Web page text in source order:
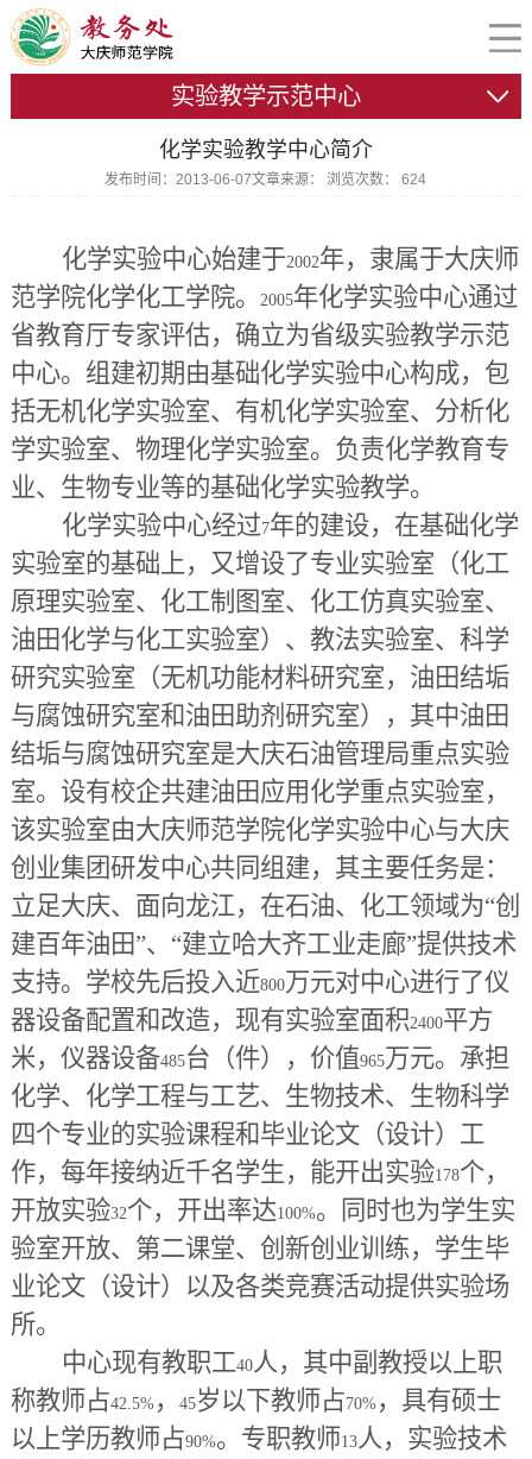
实验教学示范中心
化学实验教学中心简介
发布时间：2013-06-07文章来源：浏览次数：624
化学实验中心始建于2002年，隶属于大庆师
范学院化学化工学院。
2005年化学实验中心通过
省教育厅专家评估，确立为省级实验教学示范
中心。组建初期由基础化学实验中心构成，包
括无机化学实验室、有机化学实验室、分析化
学实验室、物理化学实验室。负责化学教育专
业、生物专业等的基础化学实验教学。
化学实验中心经过7年的建设，在基础化学
实验室的基础上，又增设了专业实验室（化工
原理实验室、化工制图室、化工仿真实验室、
油田化学与化工实验室）、教法实验室、科学
研究实验室（无机功能材料研究室，油田结垢
与腐蚀研究室和油田助剂研究室），其中油田
结垢与腐蚀研究室是大庆石油管理局重点实验
室。设有校企共建油田应用化学重点实验室，
该实验室由大庆师范学院化学实验中心与大庆
创业集团研发中心共同组建，其主要任务是：
立足大庆、面向龙江，在石油、化工领域为“创
建百年油田”、“建立哈大齐工业走廊”提供技术
支持。学校先后投入近800万元对中心进行了仪
器设备配置和改造，现有实验室面积2400平方
米，仪器设备485台（件），价值965万元。承担
化学、化学工程与工艺、生物技术、生物科学
四个专业的实验课程和毕业论文（设计）工
作，每年接纳近千名学生，能开出实验178个，
开放实验32个，开出率达100%。同时也为学生实
验室开放、第二课堂、创新创业训练，学生毕
业论文（设计）以及各类竞赛活动提供实验场
所。
中心现有教职工40人，其中副教授以上职
称教师占42.5%， 45岁以下教师占70%，具有硕士
以上学历教师占90%。专职教师13人，实验技术